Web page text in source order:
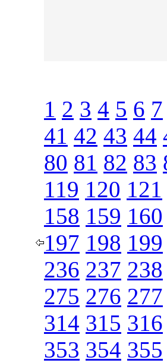
1 2 3 4 5 6 7
41 42 43 44
80 81 82 83
119 120 121
158 159 160
197 198 199
236 237 238
275 276 277
314 315 316
353 354 355